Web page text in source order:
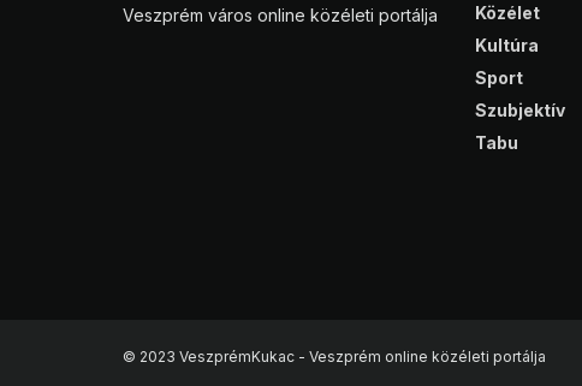
Veszprém város online közéleti portálja
Közélet
Kultúra
Sport
Szubjektív
Tabu
© 2023 VeszprémKukac - Veszprém online közéleti portálja